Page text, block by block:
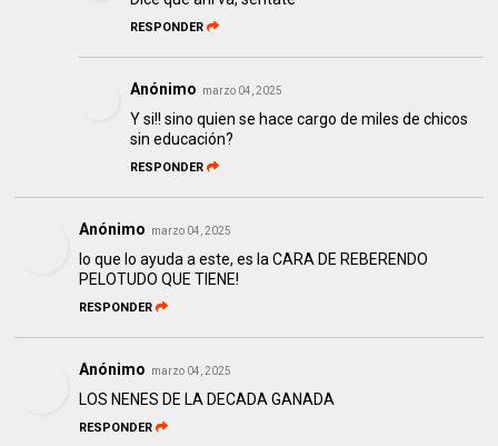
RESPONDER
Anónimo marzo 04, 2025
Y si!! sino quien se hace cargo de miles de chicos
sin educación?
RESPONDER
Anónimo marzo 04, 2025
lo que lo ayuda a este, es la CARA DE REBERENDO
PELOTUDO QUE TIENE!
RESPONDER
Anónimo marzo 04, 2025
LOS NENES DE LA DECADA GANADA
RESPONDER